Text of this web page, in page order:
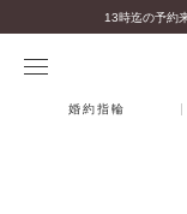
婚約指輪